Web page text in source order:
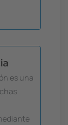
es una